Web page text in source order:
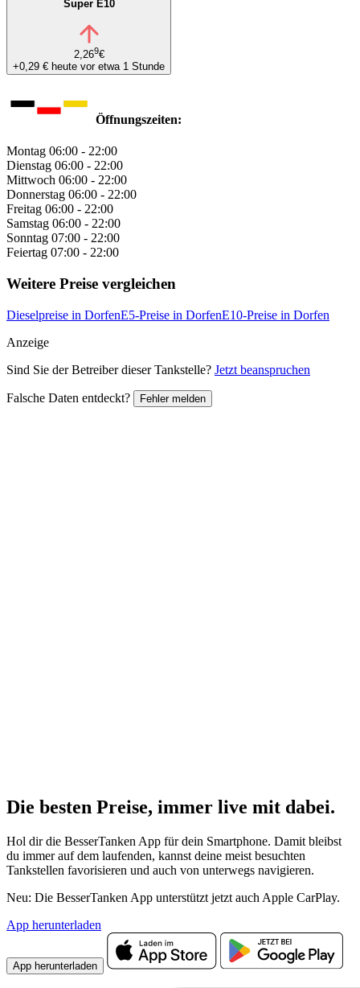
Super E10
2,269€
+0,29 € heute vor etwa 1 Stunde
Öffnungszeiten:
Montag 06:00 - 22:00
Dienstag 06:00 - 22:00
Mittwoch 06:00 - 22:00
Donnerstag 06:00 - 22:00
Freitag 06:00 - 22:00
Samstag 06:00 - 22:00
Sonntag 07:00 - 22:00
Feiertag 07:00 - 22:00
Weitere Preise vergleichen
Dieselpreise in DorfenE5-Preise in DorfenE10-Preise in Dorfen
Anzeige
Sind Sie der Betreiber dieser Tankstelle? Jetzt beanspruchen
Falsche Daten entdeckt? Fehler melden
Die besten Preise, immer live mit dabei.
Hol dir die BesserTanken App für dein Smartphone. Damit bleibst
du immer auf dem laufenden, kannst deine meist besuchten
Tankstellen favorisieren und auch von unterwegs navigieren.
Neu: Die BesserTanken App unterstützt jetzt auch Apple CarPlay.
App herunterladen
App herunterladen